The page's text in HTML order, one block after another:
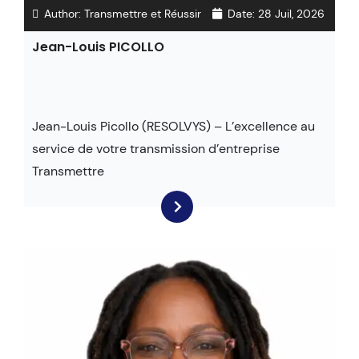
Author: Transmettre et Réussir Date: 28 Juil, 2026
Jean-Louis PICOLLO
Jean-Louis Picollo (RESOLVYS) – L’excellence au
service de votre transmission d’entreprise
Transmettre